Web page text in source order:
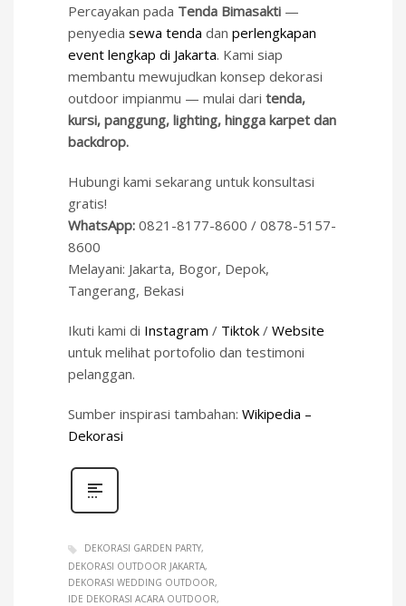
Percayakan pada Tenda Bimasakti —
penyedia sewa tenda dan perlengkapan
event lengkap di Jakarta. Kami siap
membantu mewujudkan konsep dekorasi
outdoor impianmu — mulai dari tenda,
kursi, panggung, lighting, hingga karpet dan
backdrop.
Hubungi kami sekarang untuk konsultasi
gratis!
WhatsApp: 0821-8177-8600 / 0878-5157-
8600
Melayani: Jakarta, Bogor, Depok,
Tangerang, Bekasi
Ikuti kami di Instagram / Tiktok / Website
untuk melihat portofolio dan testimoni
pelanggan.
Sumber inspirasi tambahan: Wikipedia –
Dekorasi
DEKORASI GARDEN PARTY
DEKORASI OUTDOOR JAKARTA
DEKORASI WEDDING OUTDOOR
IDE DEKORASI ACARA OUTDOOR